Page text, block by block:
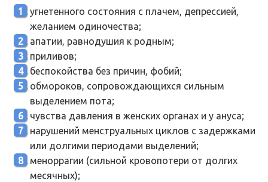
угнетенного состояния с плачем, депрессией,
желанием одиночества;
апатии, равнодушия к родным;
приливов;
беспокойства без причин, фобий;
обмороков, сопровождающихся сильным
выделением пота;
чувства давления в женских органах и у ануса;
нарушений менструальных циклов с задержками
или долгими периодами выделений;
меноррагии (сильной кровопотери от долгих
месячных);